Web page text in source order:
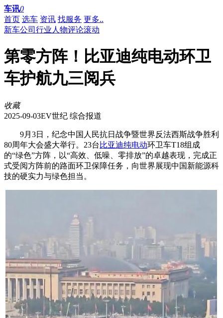
车讯0
首页 选车 资讯 找服务 更多..
新车公司 行业 人物评论滚动
第零方阵！比亚迪纯电动环卫
车护航九三阅兵
收藏
2025-09-03EV世纪 综合报道
9月3日，纪念中国人民抗日战争暨世界反法西斯战争胜利
80周年大会盛大举行。23台 比亚迪纯电动环卫车T18组成
的“绿色”方阵，以“高效、低噪、零排放”的卓越表现，完成正
式受阅方阵前的路面环卫保障任务，向世界展现中国新能源科
技的硬实力与绿色担当。